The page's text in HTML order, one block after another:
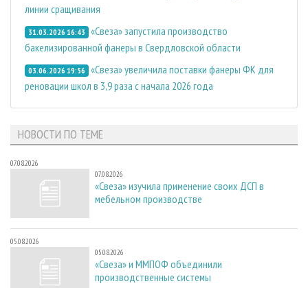
линии сращивания
31.03.2026 16:43 «Свеза» запустила производство
бакелизированной фанеры в Свердловской области
03.06.2026 19:56 «Свеза» увеличила поставки фанеры ФК для
реновации школ в 3,9 раза с начала 2026 года
НОВОСТИ ПО ТЕМЕ
07.08.2026
07.08.2026
«Свеза» изучила применение своих ДСП в
мебельном производстве
05.08.2026
05.08.2026
«Свеза» и ММПОФ объединили
производственные системы